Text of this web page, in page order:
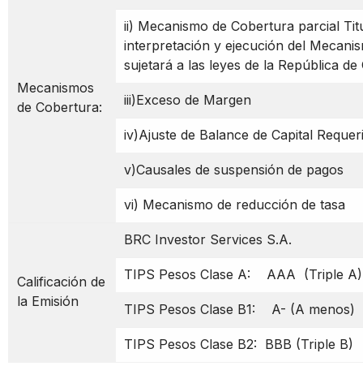
Mecanismos
de Cobertura:
ii) Mecanismo de Cobertura parcial
interpretación y ejecución del
sujetará a las leyes de la República de
iii)Exceso de Margen
iv)Ajuste de Balance de Capital
v)Causales de suspensión de pagos
vi) Mecanismo de reducción de tasa
Calificación de
la Emisión
BRC Investor Services S.A.
TIPS Pesos Clase A: AAA (Triple A)
TIPS Pesos Clase B1: A- (A menos)
TIPS Pesos Clase B2: BBB (Triple B)